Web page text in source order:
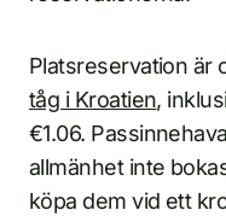
Platsreservation är
tåg i Kroatien,
€1.06.
allmänhet inte
köpa dem vid ett